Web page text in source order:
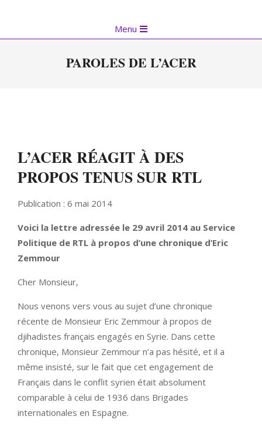
content
Navigation
Menu
PAROLES DE L’ACER
L’ACER RÉAGIT À DES
PROPOS TENUS SUR RTL
Publication : 6 mai 2014
Voici la lettre adressée le 29 avril 2014 au Service
Politique de RTL à propos d’une chronique d’Eric
Zemmour
Cher Monsieur,
Nous venons vers vous au sujet d’une chronique
récente de Monsieur Eric Zemmour à propos de
djihadistes français engagés en Syrie. Dans cette
chronique, Monsieur Zemmour n’a pas hésité, et il a
même insisté, sur le fait que cet engagement de
Français dans le conflit syrien était absolument
comparable à celui de 1936 dans Brigades
internationales en Espagne.